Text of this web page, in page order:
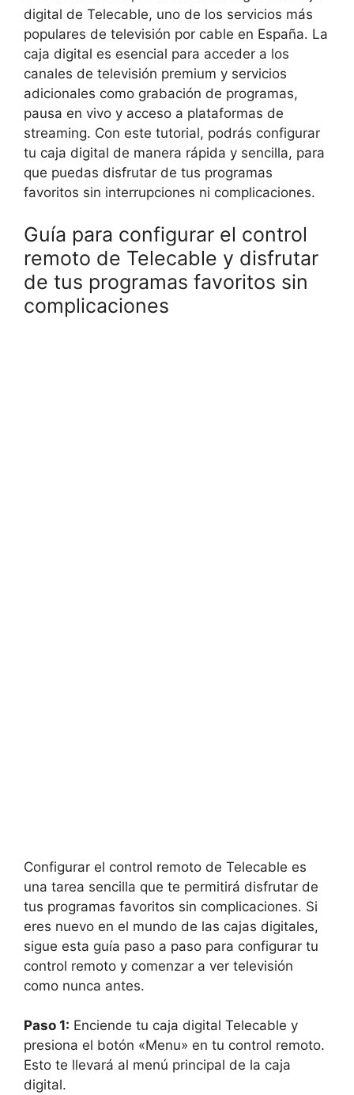
digital de Telecable, uno de los servicios más
populares de televisión por cable en España. La
caja digital es esencial para acceder a los
canales de televisión premium y servicios
adicionales como grabación de programas,
pausa en vivo y acceso a plataformas de
streaming. Con este tutorial, podrás configurar
tu caja digital de manera rápida y sencilla, para
que puedas disfrutar de tus programas
favoritos sin interrupciones ni complicaciones.
Guía para configurar el control
remoto de Telecable y disfrutar
de tus programas favoritos sin
complicaciones
Configurar el control remoto de Telecable es
una tarea sencilla que te permitirá disfrutar de
tus programas favoritos sin complicaciones. Si
eres nuevo en el mundo de las cajas digitales,
sigue esta guía paso a paso para configurar tu
control remoto y comenzar a ver televisión
como nunca antes.
Paso 1: Enciende tu caja digital Telecable y
presiona el botón «Menu» en tu control remoto.
Esto te llevará al menú principal de la caja
digital.